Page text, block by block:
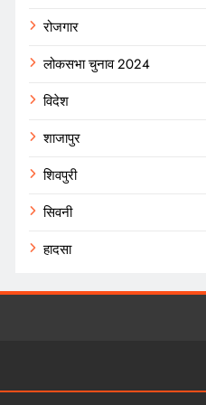
रोजगार
लोकसभा चुनाव 2024
विदेश
शाजापुर
शिवपुरी
सिवनी
हादसा